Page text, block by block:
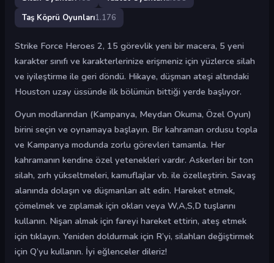
Taş Köprü Oyunları1.176
Strike Force Heroes 2, 15 görevlik yeni bir macera, 5 yeni
karakter sınıfı ve karakterlerinize erişmeniz için yüzlerce silah
ve iyileştirme ile geri döndü. Hikaye, düşman ateşi altındaki
Houston uzay üssünde ilk bölümün bittiği yerde başlıyor.
Oyun modlarından (Kampanya, Meydan Okuma, Özel Oyun)
birini seçin ve oynamaya başlayın. Bir kahraman ordusu topla
ve Kampanya modunda zorlu görevleri tamamla. Her
kahramanın kendine özel yetenekleri vardır. Askerleri bir ton
silah, zırh yükseltmeleri, kamuflajlar vb. ile özelleştirin. Savaş
alanında dolaşın ve düşmanları alt edin. Hareket etmek,
çömelmek ve zıplamak için okları veya W,A,S,D tuşlarını
kullanın. Nişan almak için fareyi hareket ettirin, ateş etmek
için tıklayın. Yeniden doldurmak için R’yi, silahları değiştirmek
için Q’yu kullanın. İyi eğlenceler dileriz!